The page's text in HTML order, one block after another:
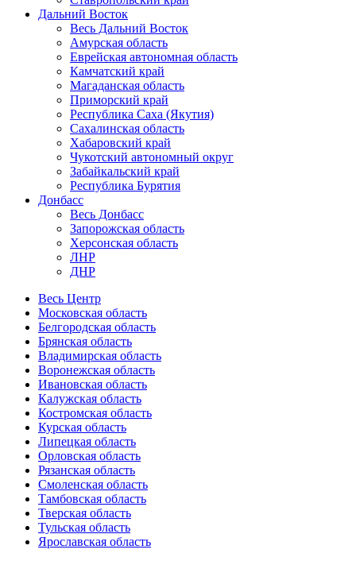
Дальний Восток
Весь Дальний Восток
Амурская область
Еврейская автономная область
Камчатский край
Магаданская область
Приморский край
Республика Саха (Якутия)
Сахалинская область
Хабаровский край
Чукотский автономный округ
Забайкальский край
Республика Бурятия
Донбасс
Весь Донбасс
Запорожская область
Херсонская область
ЛНР
ДНР
Весь Центр
Московская область
Белгородская область
Брянская область
Владимирская область
Воронежская область
Ивановская область
Калужская область
Костромская область
Курская область
Липецкая область
Орловская область
Рязанская область
Смоленская область
Тамбовская область
Тверская область
Тульская область
Ярославская область